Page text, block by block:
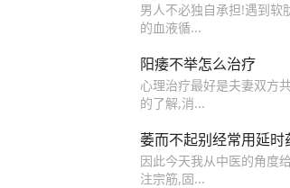
男人不必独自承担!遇到软
的血液循...
阳痿不举怎么治疗
心理治疗最好是夫妻双方
的了解,消...
萎而不起别经常用延时
因此今天我从中医的角度
注宗筋,固...